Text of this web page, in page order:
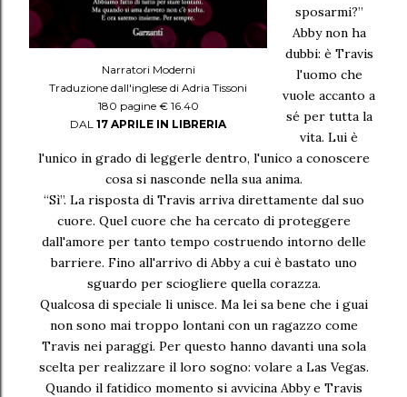
Narratori Moderni
Traduzione dall'inglese di Adria Tissoni
180 pagine € 16.40
DAL 17 APRILE IN LIBRERIA
sposarmi?”
Abby non ha
dubbi: è Travis
l'uomo che
vuole accanto a
sé per tutta la
vita. Lui è
l'unico in grado di leggerle dentro, l'unico a conoscere
cosa si nasconde nella sua anima.
“Sì”. La risposta di Travis arriva direttamente dal suo
cuore. Quel cuore che ha cercato di proteggere
dall'amore per tanto tempo costruendo intorno delle
barriere. Fino all'arrivo di Abby a cui è bastato uno
sguardo per sciogliere quella corazza.
Qualcosa di speciale li unisce. Ma lei sa bene che i guai
non sono mai troppo lontani con un ragazzo come
Travis nei paraggi. Per questo hanno davanti una sola
scelta per realizzare il loro sogno: volare a Las Vegas.
Quando il fatidico momento si avvicina Abby e Travis